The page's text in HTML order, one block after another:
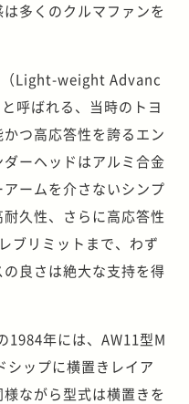
多くのクルマファンを
（Light-weight Advanc
呼ばれる、当時のトヨ
つ高応答性を誇るエン
ーヘッドはアルミ合金
ームを介さないシンプ
久性、さらに高応答性
ブリミットまで、わず
良さは絶大な支持を得
1984年には、AW11型M
シップに横置きレイア
ながら型式は横置きを